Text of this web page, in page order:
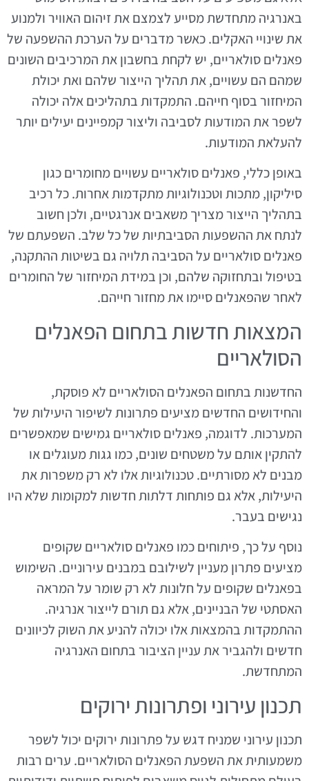
באנרגיה מתחדשת מסייע לצמצם את זיהום האוויר ולמנוע
את שינויי האקלים. כאשר מדברים על הערכת ההשפעה של
פאנלים סולאריים, יש לקחת בחשבון את המרכיבים השונים
שמהם הם עשויים, את תהליך הייצור שלהם ואת יכולת
המיחזור בסוף חייהם. התמקדות בתהליכים אלה יכולה
לשפר את המודעות לסביבה וליצור קמפיינים יעילים יותר
להעלאת המודעות.
באופן כללי, פאנלים סולאריים עשויים מחומרים כגון
סיליקון, מתכות וטכנולוגיות מתקדמות אחרות. כל רכיב
בתהליך הייצור מצריך משאבים אנרגטיים, ולכן חשוב
לנתח את ההשפעות הסביבתיות של כל שלב. השפעתם של
פאנלים סולאריים על הסביבה תלויה גם בשיטות ההתקנה,
בטיפול ובתחזוקה שלהם, וכן במידת המיחזור של החומרים
לאחר שהפאנלים סיימו את מחזור חייהם.
המצאות חדשות בתחום הפאנלים
הסולאריים
החדשנות בתחום הפאנלים הסולאריים לא פוסקת,
והחידושים החדשים מציעים פתרונות לשיפור היעילות של
המערכות. לדוגמה, פאנלים סולאריים גמישים שמאפשרים
להתקין אותם על משטחים שונים, כמו גגות מעוגלים או
מבנים לא מסורתיים. טכנולוגיות אלו לא רק משפרות את
היעילות, אלא גם פותחות דלתות חדשות למקומות שלא היו
נגישים בעבר.
נוסף על כך, פיתוחים כמו פאנלים סולאריים שקופים
מציעים פתרון מעניין לשילובם במבנים עירוניים. השימוש
בפאנלים שקופים על חלונות לא רק שומר על המראה
האסתטי של הבניינים, אלא גם תורם לייצור אנרגיה.
ההתמקדות בהמצאות אלו יכולה להניע את השוק לכיוונים
חדשים ולהגביר את עניין הציבור בתחום האנרגיה
המתחדשת.
תכנון עירוני ופתרונות ירוקים
תכנון עירוני שמניח דגש על פתרונות ירוקים יכול לשפר
משמעותית את השפעת הפאנלים הסולאריים. ערים רבות